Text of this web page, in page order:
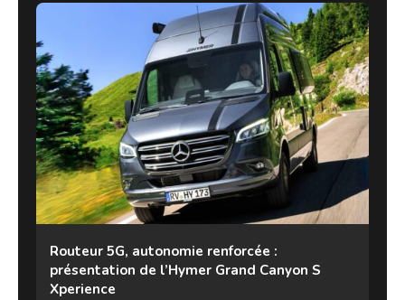
Routeur 5G, autonomie renforcée :
présentation de l’Hymer Grand Canyon S
Xperience